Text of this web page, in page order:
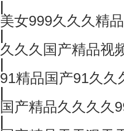
|
美女999久久久精
|
久久久国产精品视
|
91精品国产91久久
|
国产精品久久久久
|